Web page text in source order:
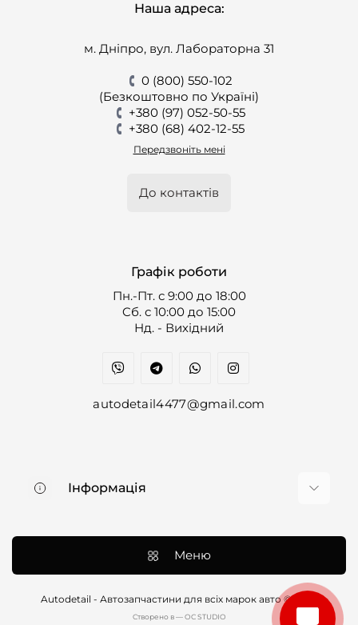
Наша адреса:
м. Дніпро, вул. Лабораторна 31
0 (800) 550-102
(Безкоштовно по Україні)
+380 (97) 052-50-55
+380 (68) 402-12-55
Передзвоніть мені
До контактів
Графік роботи
Пн.-Пт. с 9:00 до 18:00
Cб. с 10:00 до 15:00
Нд. - Вихідний
autodetail4477@gmail.com
Інформація
Контакти
Договір оферти
Меню
Autodetail - Автозапчастини для всіх марок авто © 2026
Cтворено в — OC STUDIO